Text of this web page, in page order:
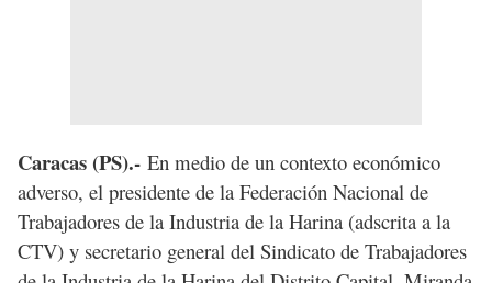
Caracas (PS).- En medio de un contexto económico
adverso, el presidente de la Federación Nacional de
Trabajadores de la Industria de la Harina (adscrita a la
CTV) y secretario general del Sindicato de Trabajadores